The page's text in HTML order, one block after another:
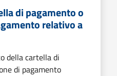
di pagamento o
relativo a
della cartella di
di pagamento